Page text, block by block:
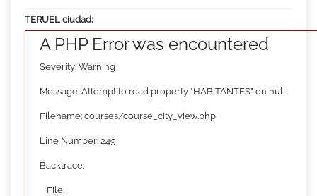
TERUEL ciudad:
A PHP Error was encountered
Severity: Warning
Message: Attempt to read property "HABITANTES" on null
Filename: courses/course_city_view.php
Line Number: 249
Backtrace:
File: